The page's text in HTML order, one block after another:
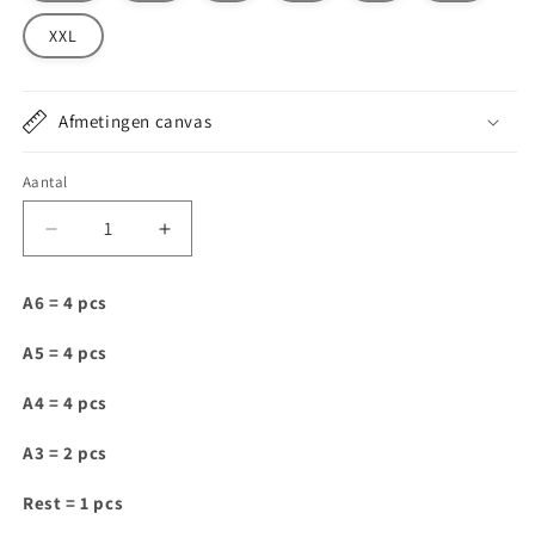
XXL
Afmetingen canvas
Aantal
Aantal
verlagen
T145
Aantal
verhogen
A6 = 4 pcs
A5 = 4 pcs
A4 = 4 pcs
A3 = 2 pcs
Rest = 1 pcs